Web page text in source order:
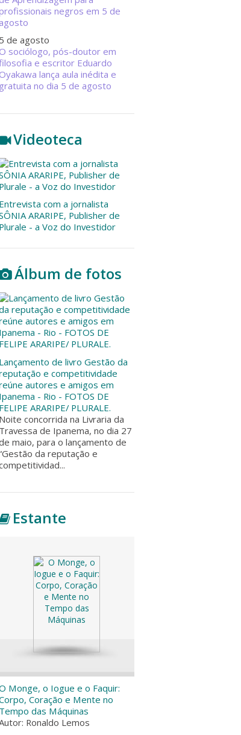
negros em 5 de
agosto
5 de agosto
sociólogo, pós-doutor em
e escritor Eduardo
lança aula inédita e
gratuita no dia 5 de agosto
Videoteca
Entrevista com a jornalista
ARARIPE, Publisher de
Plurale - a Voz do Investidor
Álbum de fotos
Lançamento de livro Gestão da
e competitividade
autores e amigos em
Ipanema - Rio - FOTOS DE
FELIPE ARARIPE/ PLURALE.
Noite concorrida na Livraria da
Travessa de Ipanema, no dia 27
maio, para o lançamento de
da reputação e
Estante
Monge, o Iogue e o Faquir:
Coração e Mente no
Tempo das Máquinas
Ronaldo Lemos